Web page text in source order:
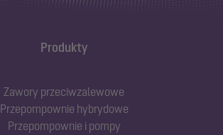
Produkty
Zawory przeciwzalewowe
Przepompownie hybrydowe
Przepompownie i pompy